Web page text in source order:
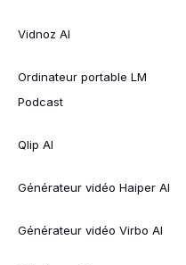
Vidnoz AI
Ordinateur portable LM
Podcast
Qlip AI
Générateur vidéo Haiper AI
Générateur vidéo Virbo AI